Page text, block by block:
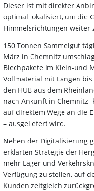
Dieser ist mit direkter
optimal lokalisiert, um die
Himmelsrichtungen weiter
150 Tonnen Sammelgut
März in Chemnitz
Blechpakete im Klein-und
Vollmaterial mit Längen
den HUB aus dem
nach Ankunft in Chemnitz
auf direktem Wege an die
– ausgeliefert wird.
Neben der Digitalisierung
erklärten Strategie der
mehr Lager und
Verfügung zu stellen, auf
Kunden zeitgleich